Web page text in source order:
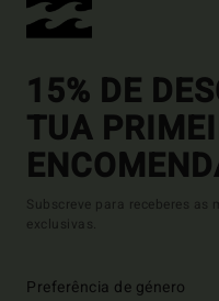
15% DE
TUA
Subscreve para receberes
exclusivas.
Preferência de género